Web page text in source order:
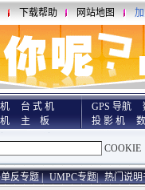
下载帮助 网站地图
台 式 机
主 板
GPS 导航
投 影 机
反专题 | UMPC专题| 热门说明